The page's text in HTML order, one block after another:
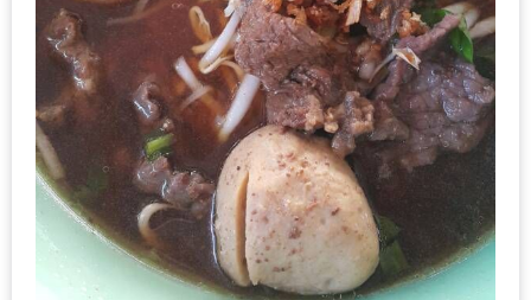
ที่
ใจ
กรรมการ
จาก
THE
DISH
EVENT